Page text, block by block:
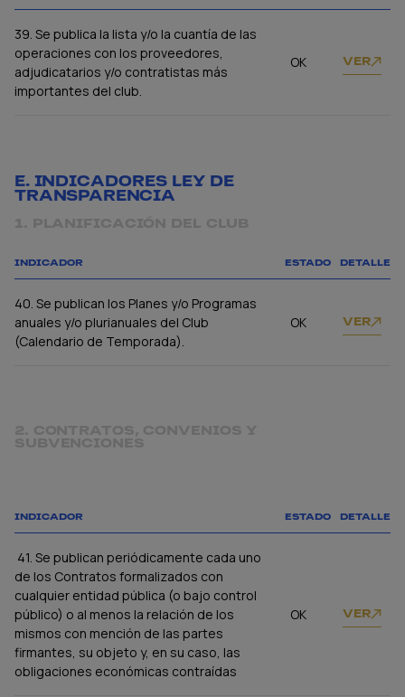
39. Se publica la lista y/o la cuantía de las
operaciones con los proveedores,
adjudicatarios y/o contratistas más
importantes del club.
OK VER
E. INDICADORES LEY DE
TRANSPARENCIA
INDICADOR ESTADO DETALLE
40. Se publican los Planes y/o Programas
anuales y/o plurianuales del Club
(Calendario de Temporada).
OK VER
INDICADOR ESTADO DETALLE
41. Se publican periódicamente cada uno
de los Contratos formalizados con
cualquier entidad pública (o bajo control
público) o al menos la relación de los
mismos con mención de las partes
firmantes, su objeto y, en su caso, las
obligaciones económicas contraídas
OK VER